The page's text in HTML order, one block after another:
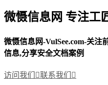
微慑信息网 专注工
微慑信息网-VulSee.com-关注
信息,分享安全文档案例
访问我们 联系我们 